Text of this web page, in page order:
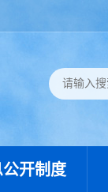
开制度